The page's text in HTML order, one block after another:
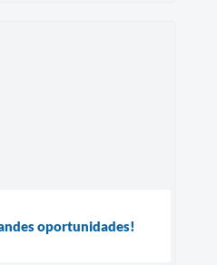
oportunidades!